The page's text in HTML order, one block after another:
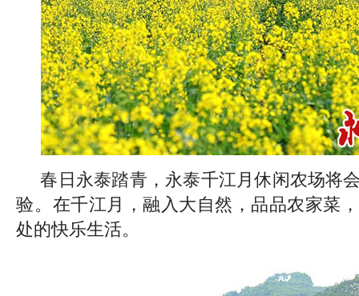
春日永泰踏青，永泰千江月休闲农场将
验。在千江月，融入大自然，品品农家菜
处的快乐生活。